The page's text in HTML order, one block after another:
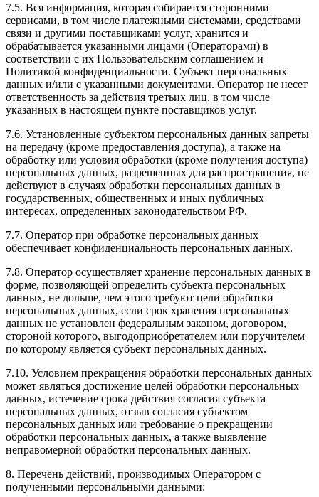
7.5. Вся информация, которая собирается сторонними
сервисами, в том числе платежными системами, средствами
связи и другими поставщиками услуг, хранится и
обрабатывается указанными лицами (Операторами) в
соответствии с их Пользовательским соглашением и
Политикой конфиденциальности. Субъект персональных
данных и/или с указанными документами. Оператор не несет
ответственность за действия третьих лиц, в том числе
указанных в настоящем пункте поставщиков услуг.
7.6. Установленные субъектом персональных данных запреты
на передачу (кроме предоставления доступа), а также на
обработку или условия обработки (кроме получения доступа)
персональных данных, разрешенных для распространения, не
действуют в случаях обработки персональных данных в
государственных, общественных и иных публичных
интересах, определенных законодательством РФ.
7.7. Оператор при обработке персональных данных
обеспечивает конфиденциальность персональных данных.
7.8. Оператор осуществляет хранение персональных данных в
форме, позволяющей определить субъекта персональных
данных, не дольше, чем этого требуют цели обработки
персональных данных, если срок хранения персональных
данных не установлен федеральным законом, договором,
стороной которого, выгодоприобретателем или поручителем
по которому является субъект персональных данных.
7.10. Условием прекращения обработки персональных данных
может являться достижение целей обработки персональных
данных, истечение срока действия согласия субъекта
персональных данных, отзыв согласия субъектом
персональных данных или требование о прекращении
обработки персональных данных, а также выявление
неправомерной обработки персональных данных.
8. Перечень действий, производимых Оператором с
полученными персональными данными: